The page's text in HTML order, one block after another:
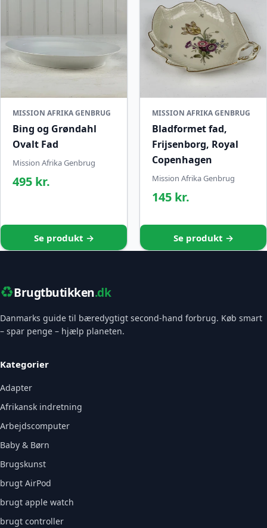
MISSION AFRIKA GENBRUG
Bing og Grøndahl
Ovalt Fad
Mission Afrika Genbrug
495 kr.
Se produkt →
MISSION AFRIKA GENBRUG
Bladformet fad,
Frijsenborg, Royal
Copenhagen
Mission Afrika Genbrug
145 kr.
Se produkt →
♻️Brugtbutikken.dk
Danmarks guide til bæredygtigt second-hand forbrug. Køb smart
– spar penge – hjælp planeten.
Kategorier
Adapter
Afrikansk indretning
Arbejdscomputer
Baby & Børn
Brugskunst
brugt AirPod
brugt apple watch
brugt controller